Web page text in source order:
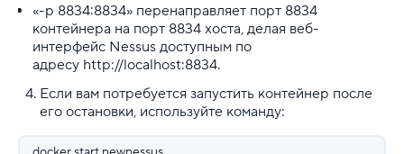
«-p 8834:8834» перенаправляет порт 8834
контейнера на порт 8834 хоста, делая веб-
интерфейс Nessus доступным по
адресу http://localhost:8834.
Если вам потребуется запустить контейнер после
его остановки, используйте команду: